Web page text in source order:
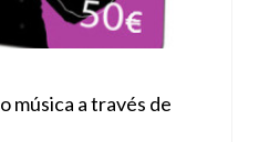
música a través de